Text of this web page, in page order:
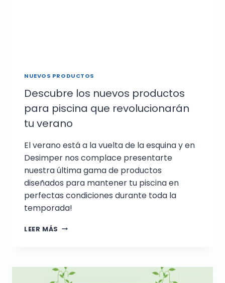
NUEVOS PRODUCTOS
Descubre los nuevos productos
para piscina que revolucionarán
tu verano
El verano está a la vuelta de la esquina y en
Desimper nos complace presentarte
nuestra última gama de productos
diseñados para mantener tu piscina en
perfectas condiciones durante toda la
temporada!
LEER MÁS